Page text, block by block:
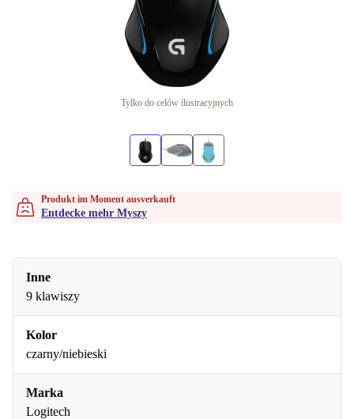
Tylko do celów ilustracyjnych
Produkt im Moment ausverkauft
Entdecke mehr Myszy
Inne
9 klawiszy
Kolor
czarny/niebieski
Marka
Logitech